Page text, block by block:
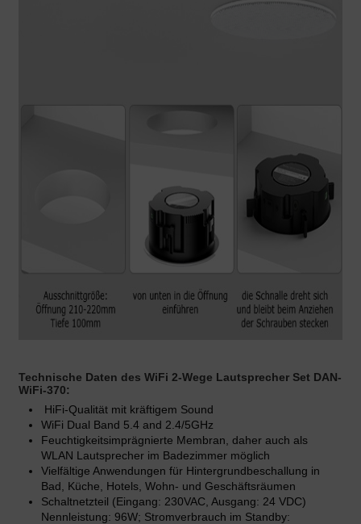
Technische Daten des WiFi 2-Wege Lautsprecher Set DAN-
WiFi-370:
HiFi-Qualität mit kräftigem Sound
WiFi Dual Band 5.4 and 2.4/5GHz
Feuchtigkeitsimprägnierte Membran, daher auch als
WLAN Lautsprecher im Badezimmer möglich
Vielfältige Anwendungen für Hintergrundbeschallung in
Bad, Küche, Hotels, Wohn- und Geschäftsräumen
Schaltnetzteil (Eingang: 230VAC, Ausgang: 24 VDC)
Nennleistung: 96W; Stromverbrauch im Standby: